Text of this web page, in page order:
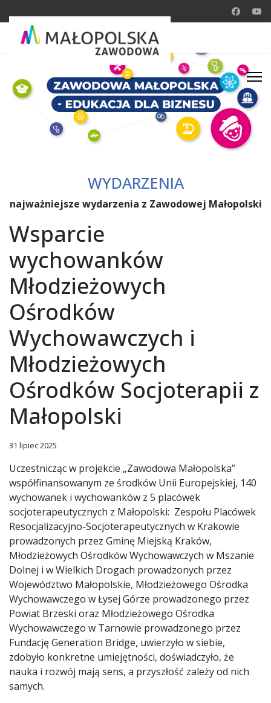
WYDARZENIA
najważniejsze wydarzenia z Zawodowej Małopolski
Wsparcie
wychowanków
Młodzieżowych
Ośrodków
Wychowawczych i
Młodzieżowych
Ośrodków Socjoterapii z
Małopolski
31 lipiec 2025
Uczestnicząc w projekcie „Zawodowa Małopolska”
współfinansowanym ze środków Unii Europejskiej, 140
wychowanek i wychowanków z 5 placówek
socjoterapeutycznych z Małopolski: Zespołu Placówek
Resocjalizacyjno-Socjoterapeutycznych w Krakowie
prowadzonych przez Gminę Miejską Kraków,
Młodzieżowych Ośrodków Wychowawczych w Mszanie
Dolnej i w Wielkich Drogach prowadzonych przez
Województwo Małopolskie, Młodzieżowego Ośrodka
Wychowawczego w Łysej Górze prowadzonego przez
Powiat Brzeski oraz Młodzieżowego Ośrodka
Wychowawczego w Tarnowie prowadzonego przez
Fundację Generation Bridge, uwierzyło w siebie,
zdobyło konkretne umiejętności, doświadczyło, że
nauka i rozwój mają sens, a przyszłość zależy od nich
samych.